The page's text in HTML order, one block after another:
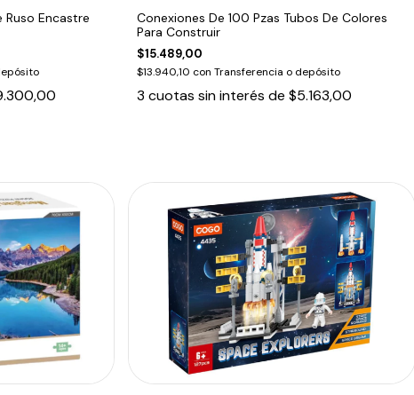
Ruso Encastre
Conexiones De 100 Pzas Tubos De Colores
Para Construir
$15.489,00
$13.940,10 con Transferencia o depósito
3 cuotas sin interés de $5.163,00